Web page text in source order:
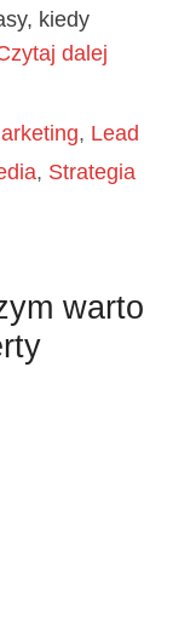
kiedy
dalej
, Lead
, Strategia
warto